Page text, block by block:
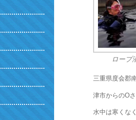
ロープ
三重県度会郡
津市からのO
水中は寒くな